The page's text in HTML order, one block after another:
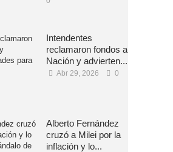
Intendentes
reclamaron fondos a
Nación y advierten...
Abr 29, 2026 0
Alberto Fernández
cruzó a Milei por la
inflación y lo...